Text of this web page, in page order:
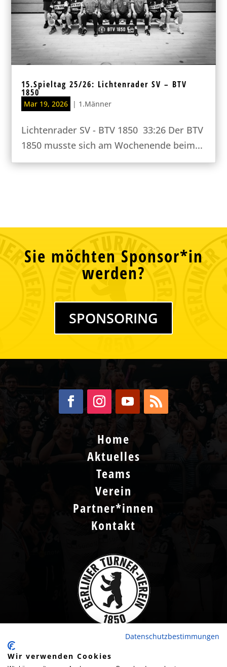
15.Spieltag 25/26: Lichtenrader SV – BTV
1850
Mar 19, 2026 | 1.Männer
Lichtenrader SV - BTV 1850 33:26 Der BTV
1850 musste sich am Wochenende beim...
Sie möchten Sponsor*in
werden?
SPONSORING
Home
Aktuelles
Teams
Verein
Partner*innen
Kontakt
Datenschutzbestimmungen
Wir verwenden Cookies